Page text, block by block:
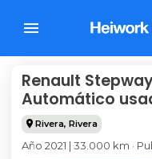
Renault
Automático
Rivera, Rivera
Año 2021 | 33.000 km ·